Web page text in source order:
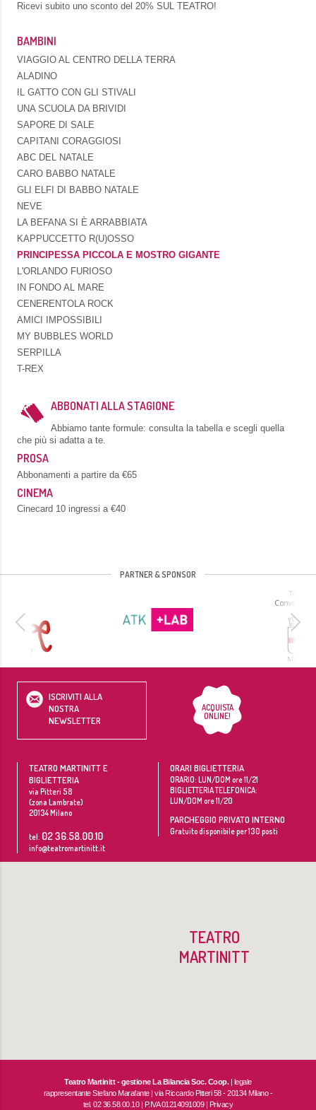
Ricevi subito uno sconto del 20% SUL TEATRO!
BAMBINI
VIAGGIO AL CENTRO DELLA TERRA
ALADINO
IL GATTO CON GLI STIVALI
UNA SCUOLA DA BRIVIDI
SAPORE DI SALE
CAPITANI CORAGGIOSI
ABC DEL NATALE
CARO BABBO NATALE
GLI ELFI DI BABBO NATALE
NEVE
LA BEFANA SI È ARRABBIATA
KAPPUCCETTO R(U)OSSO
PRINCIPESSA PICCOLA E MOSTRO GIGANTE
L'ORLANDO FURIOSO
IN FONDO AL MARE
CENERENTOLA ROCK
AMICI IMPOSSIBILI
MY BUBBLES WORLD
SERPILLA
T-REX
ABBONATI ALLA STAGIONE
Abbiamo tante formule: consulta la tabella e scegli quella
che più si adatta a te.
PROSA
Abbonamenti a partire da €65
CINEMA
Cinecard 10 ingressi a €40
PARTNER & SPONSOR
ISCRIVITI ALLA
NOSTRA
NEWSLETTER
ACQUISTA
ONLINE!
TEATRO MARTINITT E
BIGLIETTERIA
via Pitteri 58
(zona Lambrate)
20134Milano
tel. 02 36.58.00.10
info@teatromartinitt.it
ORARI BIGLIETTERIA
ORARIO: LUN/DOM ore 11/21
BIGLIETTERIA TELEFONICA:
LUN/DOM ore 11/20
PARCHEGGIO PRIVATO INTERNO
Gratuito disponibile per 130 posti
TEATRO
MARTINITT
Teatro Martinitt - gestione La Bilancia Soc. Coop.| legale
rappresentante Stefano Marafante | via Riccardo Pitteri 58 - 20134 Milano -
tel. 02 36.58.00.10 | P.IVA 01214091009 | Privacy